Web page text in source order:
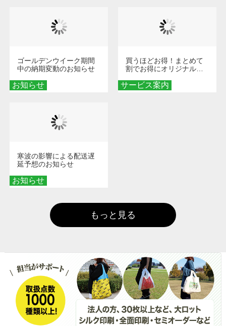
お知らせ
ゴールデンウイーク期間
中の納期変動のお知らせ
サービス案内
買うほどお得！まとめて
割でお得にオリジナルグ
お知らせ
寒波の影響による配送遅
延予想のお知らせ
もっと見る